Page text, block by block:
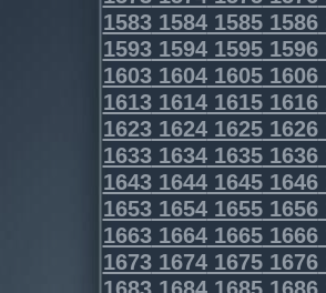
1583158415851586
1593159415951596
1603160416051606
1613161416151616
1623162416251626
1633163416351636
1643164416451646
1653165416551656
1663166416651666
1673167416751676